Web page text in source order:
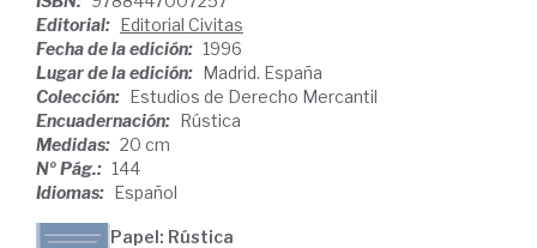
Editorial: Editorial Civitas
Fecha de la edición: 1996
Lugar de la edición: Madrid. España
Colección: Estudios de Derecho Mercantil
Encuadernación: Rústica
Medidas: 20 cm
Nº Pág.: 144
Idiomas: Español
Papel: Rústica